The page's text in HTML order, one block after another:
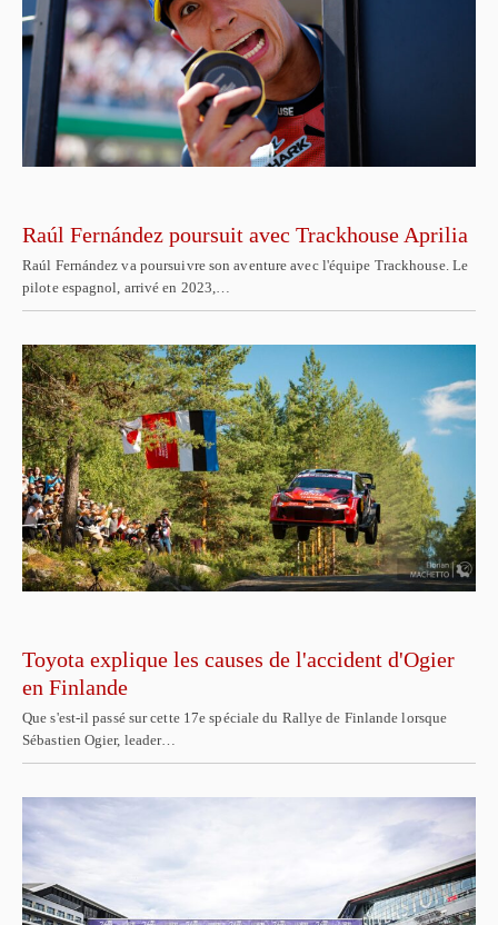
Raúl Fernández poursuit avec Trackhouse Aprilia
Raúl Fernández va poursuivre son aventure avec l'équipe Trackhouse. Le
pilote espagnol, arrivé en 2023,…
Toyota explique les causes de l'accident d'Ogier
en Finlande
Que s'est-il passé sur cette 17e spéciale du Rallye de Finlande lorsque
Sébastien Ogier, leader…